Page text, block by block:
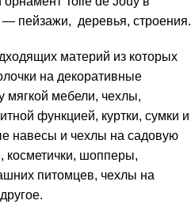
— пейзажи, деревья, строения.
материй из которых
на декоративные
мягкой мебели, чехлы,
функцией, куртки, сумки и
навесы и чехлы на садовую
косметички, шопперы,
питомцев, чехлы на